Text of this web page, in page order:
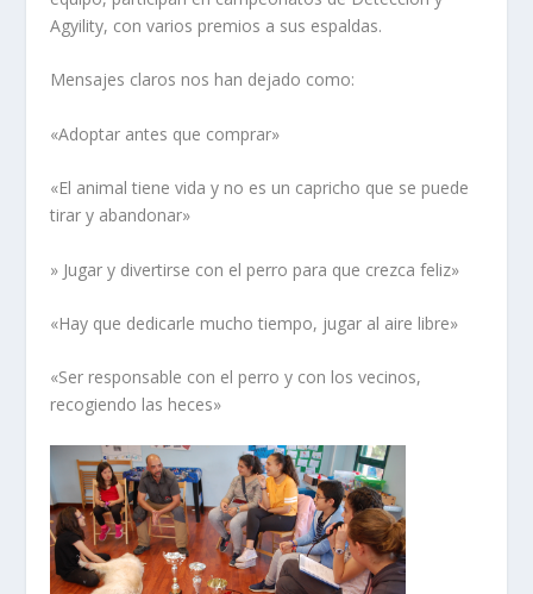
Agyility, con varios premios a sus espaldas.
Mensajes claros nos han dejado como:
«Adoptar antes que comprar»
«El animal tiene vida y no es un capricho que se puede
tirar y abandonar»
» Jugar y divertirse con el perro para que crezca feliz»
«Hay que dedicarle mucho tiempo, jugar al aire libre»
«Ser responsable con el perro y con los vecinos,
recogiendo las heces»